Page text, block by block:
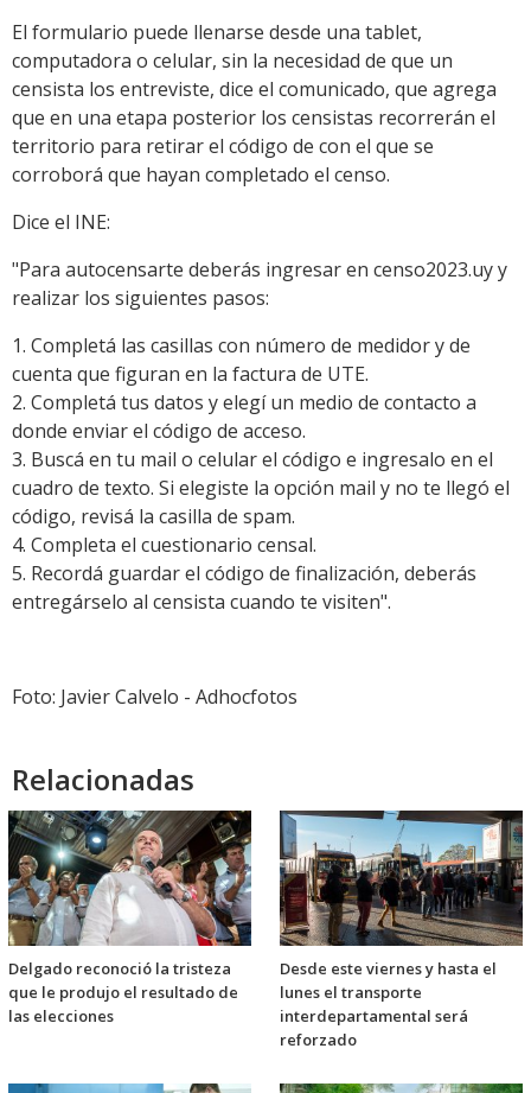
El formulario puede llenarse desde una tablet,
computadora o celular, sin la necesidad de que un
censista los entreviste, dice el comunicado, que agrega
que en una etapa posterior los censistas recorrerán el
territorio para retirar el código de con el que se
corroborá que hayan completado el censo.
Dice el INE:
"Para autocensarte deberás ingresar en censo2023.uy y
realizar los siguientes pasos:
1. Completá las casillas con número de medidor y de
cuenta que figuran en la factura de UTE.
2. Completá tus datos y elegí un medio de contacto a
donde enviar el código de acceso.
3. Buscá en tu mail o celular el código e ingresalo en el
cuadro de texto. Si elegiste la opción mail y no te llegó el
código, revisá la casilla de spam.
4. Completa el cuestionario censal.
5. Recordá guardar el código de finalización, deberás
entregárselo al censista cuando te visiten".
Foto: Javier Calvelo - Adhocfotos
Relacionadas
Delgado reconoció la tristeza
que le produjo el resultado de
las elecciones
Desde este viernes y hasta el
lunes el transporte
interdepartamental será
reforzado